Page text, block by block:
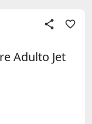
Adulto Jet